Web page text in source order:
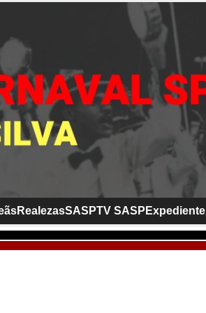
RealezasSASPTV SASP Expediente